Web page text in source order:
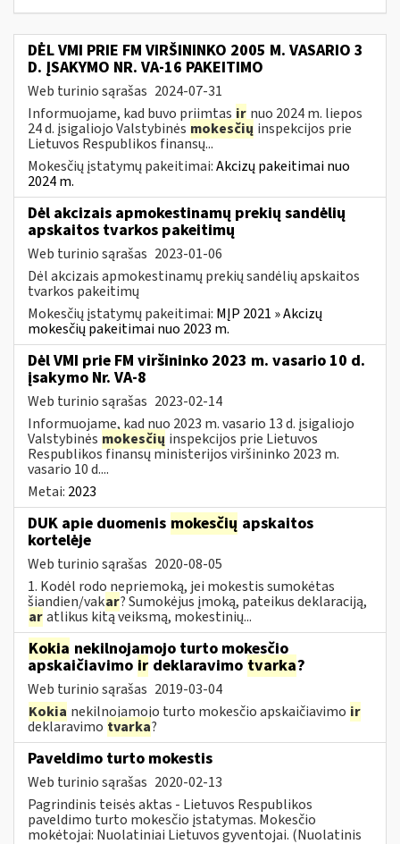
DĖL VMI PRIE FM VIRŠININKO 2005 M. VASARIO 3
D. ĮSAKYMO NR. VA-16 PAKEITIMO
Web turinio sąrašas 2024-07-31
Informuojame, kad buvo priimtas ir nuo 2024 m. liepos
24 d. įsigaliojo Valstybinės mokesčių inspekcijos prie
Lietuvos Respublikos finansų...
Mokesčių įstatymų pakeitimai:Akcizų pakeitimai nuo
2024 m.
Dėl akcizais apmokestinamų prekių sandėlių
apskaitos tvarkos pakeitimų
Web turinio sąrašas 2023-01-06
Dėl akcizais apmokestinamų prekių sandėlių apskaitos
tvarkos pakeitimų
Mokesčių įstatymų pakeitimai: MĮP 2021 » Akcizų
mokesčių pakeitimai nuo 2023 m.
Dėl VMI prie FM viršininko 2023 m. vasario 10 d.
įsakymo Nr. VA-8
Web turinio sąrašas 2023-02-14
Informuojame, kad nuo 2023 m. vasario 13 d. įsigaliojo
Valstybinės mokesčių inspekcijos prie Lietuvos
Respublikos finansų ministerijos viršininko 2023 m.
vasario 10 d....
Metai: 2023
DUK apie duomenis mokesčių apskaitos
kortelėje
Web turinio sąrašas 2020-08-05
1. Kodėl rodo nepriemoką, jei mokestis sumokėtas
šiandien/vakar? Sumokėjus įmoką, pateikus deklaraciją,
aratlikus kitą veiksmą, mokestinių...
Kokia nekilnojamojo turto mokesčio
apskaičiavimo ir deklaravimo tvarka?
Web turinio sąrašas 2019-03-04
Kokia nekilnojamojo turto mokesčio apskaičiavimo ir
deklaravimo tvarka?
Paveldimo turto mokestis
Web turinio sąrašas 2020-02-13
Pagrindinis teisės aktas - Lietuvos Respublikos
paveldimo turto mokesčio įstatymas. Mokesčio
mokėtojai: Nuolatiniai Lietuvos gyventojai. (Nuolatinis